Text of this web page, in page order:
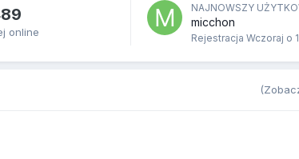
online
NAJNOWSZY
micchon
Rejestracja Wczoraj o